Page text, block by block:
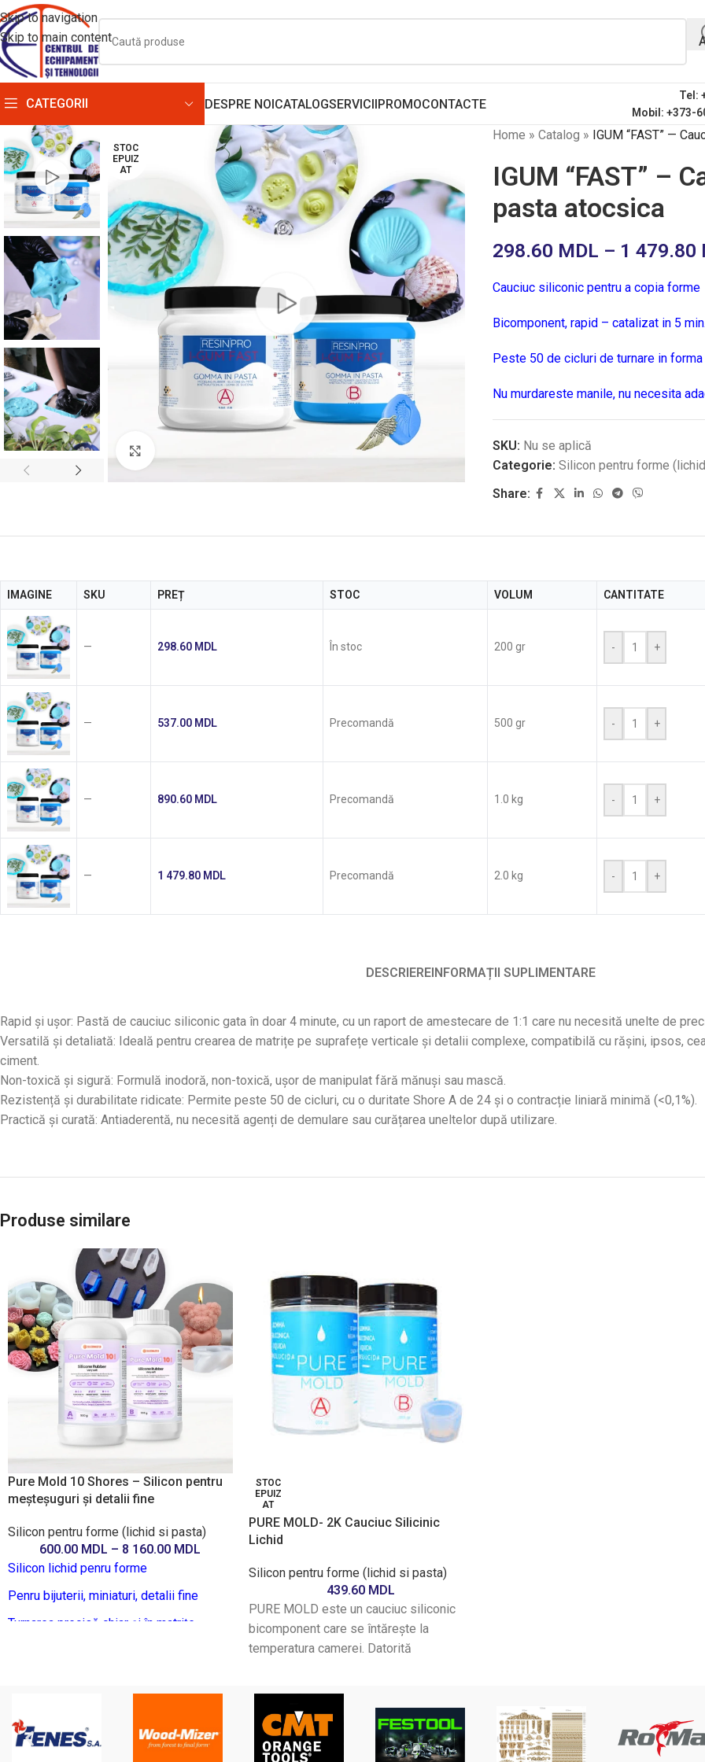
Skip to navigation
Skip to main content
CATEGORII DESPRE NOICATALOGSERVICIIPROMOCONTACTE
Tel:
Mobil: +373-
STOC
EPUIZ
AT
Home » Catalog » IGUM “FAST” —
IGUM “FAST” –
pasta atocsica
298.60 MDL – 1 479.80
Cauciuc siliconic pentru a copia forme
Bicomponent, rapid – catalizat in 5 min.
Peste 50 de cicluri de turnare in forma
Nu murdareste manile, nu necesita
SKU: Nu se aplică
Categorie: Silicon pentru forme
Share:
IMAGINE SKU PREȚ STOC VOLUM CANTITATE
— 298.60 MDL În stoc 200 gr - +
— 537.00 MDL Precomandă 500 gr - +
— 890.60 MDL Precomandă 1.0 kg - +
— 1 479.80 MDL Precomandă 2.0 kg - +
DESCRIEREINFORMAȚII SUPLIMENTARE
Rapid și ușor: Pastă de cauciuc siliconic gata în doar 4 minute, cu un raport de amestecare de 1:1 care nu necesită unelte de
Versatilă și detaliată: Ideală pentru crearea de matrițe pe suprafețe verticale și detalii complexe, compatibilă cu rășini, ipsos,
ciment.
Non-toxică și sigură: Formulă inodoră, non-toxică, ușor de manipulat fără mănuși sau mască.
Rezistență și durabilitate ridicate: Permite peste 50 de cicluri, cu o duritate Shore A de 24 și o contracție liniară minimă (<0,1%).
Practică și curată: Antiaderentă, nu necesită agenți de demulare sau curățarea uneltelor după utilizare.
Produse similare
Pure Mold 10 Shores – Silicon pentru
meșteșuguri și detalii fine
Silicon pentru forme (lichid si pasta)
600.00 MDL – 8 160.00 MDL
Silicon lichid penru forme
Penru bijuterii, miniaturi, detalii fine
Turnarea precisă chiar și în matrițe
STOC
EPUIZ
AT
PURE MOLD- 2K Cauciuc Silicinic
Lichid
Silicon pentru forme (lichid si pasta)
439.60 MDL
PURE MOLD este un cauciuc siliconic
bicomponent care se întărește la
temperatura camerei. Datorită